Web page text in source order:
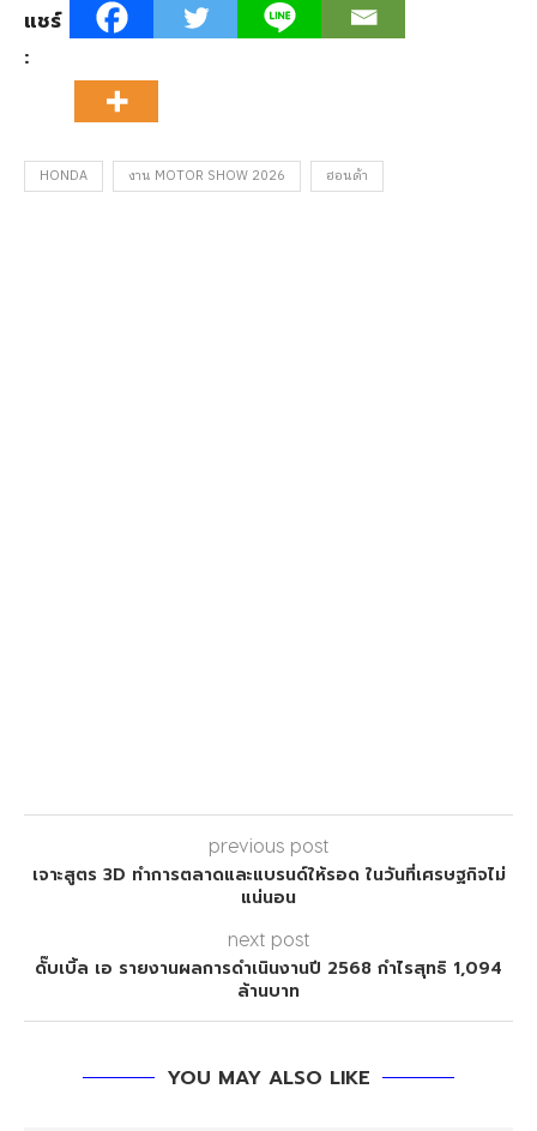
แชร์
:
HONDA งาน MOTOR SHOW 2026 ฮอนด้า
previous post
เจาะสูตร 3D ทำการตลาดและแบรนด์ให้รอด ในวันที่เศรษฐกิจไม่
แน่นอน
next post
ดั๊บเบิ้ล เอ รายงานผลการดำเนินงานปี 2568 กำไรสุทธิ 1,094
ล้านบาท
YOU MAY ALSO LIKE